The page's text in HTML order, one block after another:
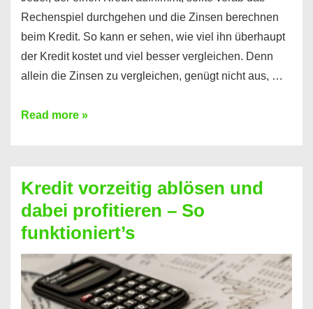
Rechenspiel durchgehen und die Zinsen berechnen
beim Kredit. So kann er sehen, wie viel ihn überhaupt
der Kredit kostet und viel besser vergleichen. Denn
allein die Zinsen zu vergleichen, genügt nicht aus, …
Ganz
Kredit
berechnen
–
Mit
diesen
Regeln!
Read more »
Kredit vorzeitig ablösen und
dabei profitieren – So
funktioniert’s